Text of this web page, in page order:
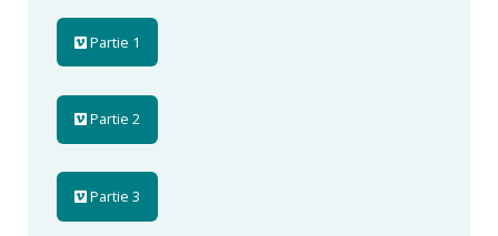
Partie 1
Partie 2
Partie 3